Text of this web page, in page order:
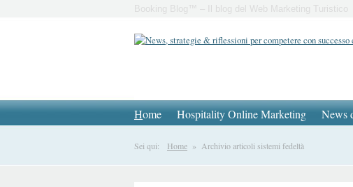
Booking Blog™ – Il blog del Web Marketing Turistico
Home Hospitality Online Marketing News
Sei qui: Home » Archivio articoli sistemi fedeltà